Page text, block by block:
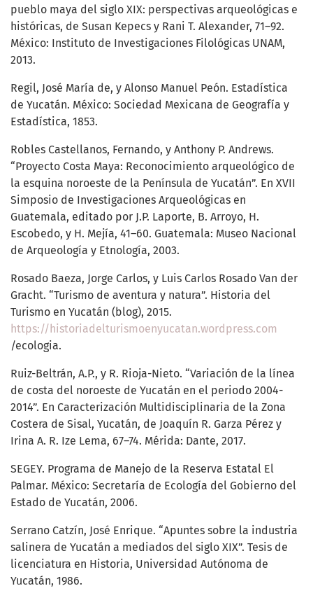
pueblo maya del siglo XIX: perspectivas arqueológicas e
históricas, de Susan Kepecs y Rani T. Alexander, 71–92.
México: Instituto de Investigaciones Filológicas UNAM,
2013.
Regil, José María de, y Alonso Manuel Peón. Estadística
de Yucatán. México: Sociedad Mexicana de Geografía y
Estadística, 1853.
Robles Castellanos, Fernando, y Anthony P. Andrews.
“Proyecto Costa Maya: Reconocimiento arqueológico de
la esquina noroeste de la Península de Yucatán”. En XVII
Simposio de Investigaciones Arqueológicas en
Guatemala, editado por J.P. Laporte, B. Arroyo, H.
Escobedo, y H. Mejía, 41–60. Guatemala: Museo Nacional
de Arqueología y Etnología, 2003.
Rosado Baeza, Jorge Carlos, y Luis Carlos Rosado Van der
Gracht. “Turismo de aventura y natura”. Historia del
Turismo en Yucatán (blog), 2015.
https://historiadelturismoenyucatan.wordpress.com
/ecologia.
Ruiz-Beltrán, A.P., y R. Rioja-Nieto. “Variación de la línea
de costa del noroeste de Yucatán en el periodo 2004-
2014”. En Caracterización Multidisciplinaria de la Zona
Costera de Sisal, Yucatán, de Joaquín R. Garza Pérez y
Irina A. R. Ize Lema, 67–74. Mérida: Dante, 2017.
SEGEY. Programa de Manejo de la Reserva Estatal El
Palmar. México: Secretaría de Ecología del Gobierno del
Estado de Yucatán, 2006.
Serrano Catzín, José Enrique. “Apuntes sobre la industria
salinera de Yucatán a mediados del siglo XIX”. Tesis de
licenciatura en Historia, Universidad Autónoma de
Yucatán, 1986.